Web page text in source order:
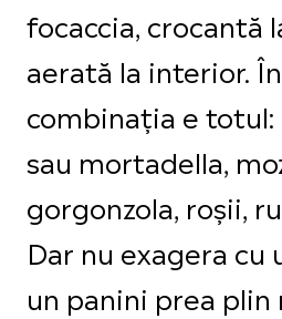
focaccia, crocantă
aerată la interior.
combinația e
sau mortadella,
gorgonzola, roșii,
Dar nu exagera cu
un panini prea plin